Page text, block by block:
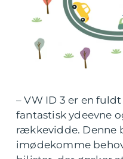
– VW ID 3 er en
fantastisk ydeevne
rækkevidde. Denne
imødekomme